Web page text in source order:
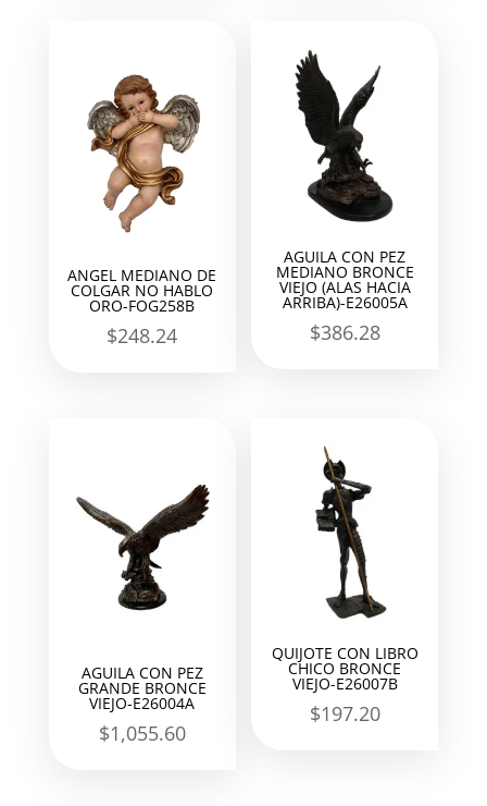
ANGEL MEDIANO DE
COLGAR NO HABLO
ORO-FOG258B
$248.24
AGUILA CON PEZ
MEDIANO BRONCE
VIEJO (ALAS HACIA
ARRIBA)-E26005A
$386.28
AGUILA CON PEZ
GRANDE BRONCE
VIEJO-E26004A
$1,055.60
QUIJOTE CON LIBRO
CHICO BRONCE
VIEJO-E26007B
$197.20